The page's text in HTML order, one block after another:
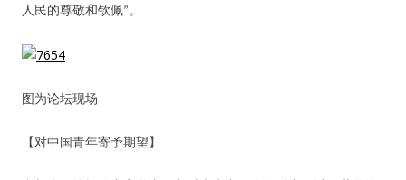
人民的尊敬和钦佩”。
图为论坛现场
【对中国青年寄予期望】